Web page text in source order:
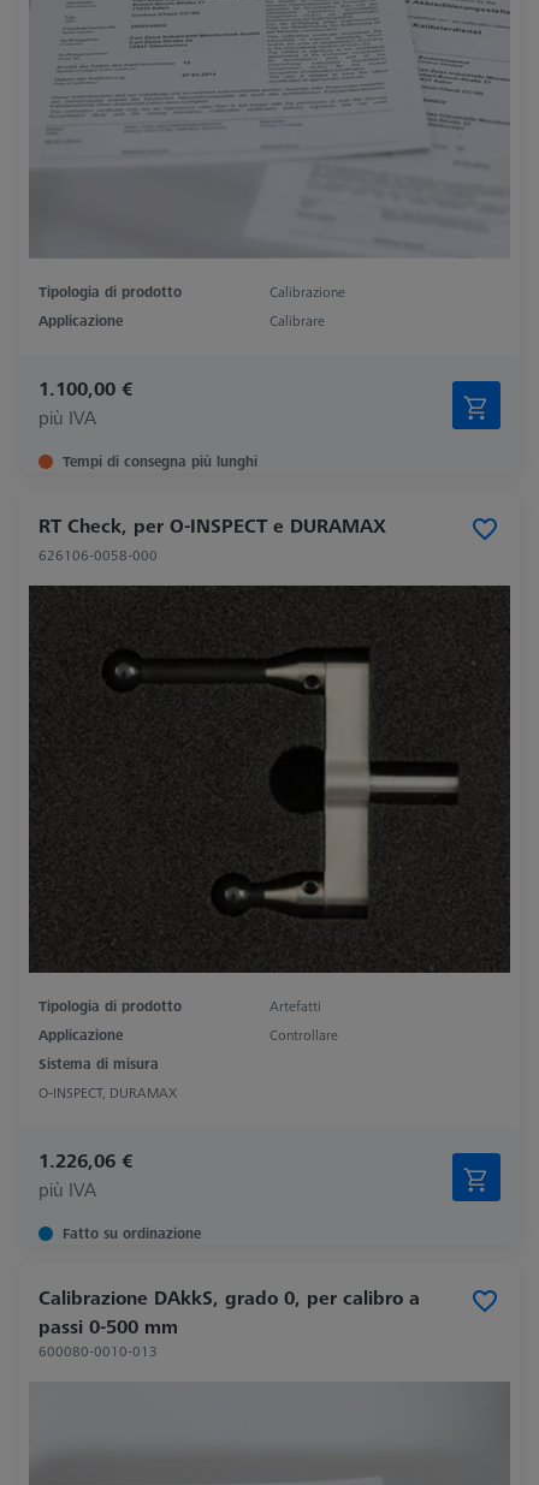
Tipologia di prodotto
Calibrazione
Applicazione
Calibrare
1.100,00 €
più IVA
Tempi di consegna più lunghi
RT Check, per O-INSPECT e DURAMAX
626106-0058-000
Tipologia di prodotto
Artefatti
Applicazione
Controllare
Sistema di misura
O-INSPECT, DURAMAX
1.226,06 €
più IVA
Fatto su ordinazione
Calibrazione DAkkS, grado 0, per calibro a
passi 0-500 mm
600080-0010-013